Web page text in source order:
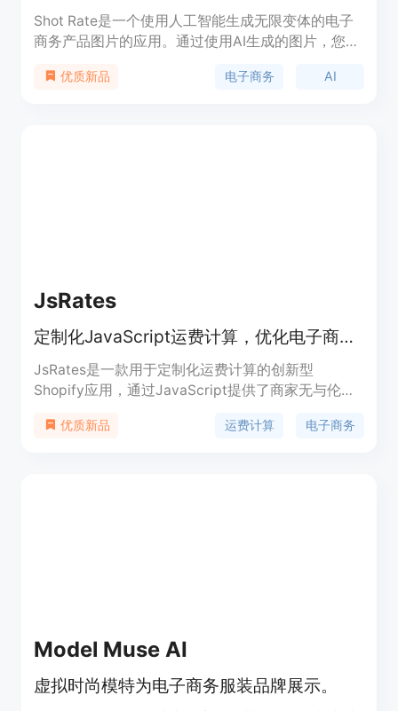
Shot Rate是一个使用人工智能生成无限变体的电子
商务产品图片的应用。通过使用AI生成的图片，您可
额。该应用可以帮助您增加收入，并提供原始图片和
优质新品 电子商务 AI
JsRates
定制化JavaScript运费计算，优化电子商务体验
JsRates是一款用于定制化运费计算的创新型
Shopify应用，通过JavaScript提供了商家无与伦比
的运费规则。通过JsRates优化您的运费策略，适应
优质新品 运费计算 电子商务
Model Muse AI
虚拟时尚模特为电子商务服装品牌展示。